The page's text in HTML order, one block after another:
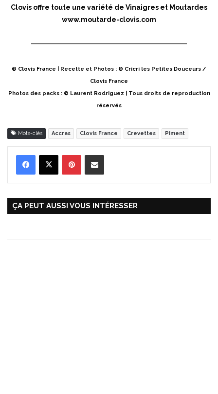
Clovis offre toute une variété de Vinaigres et Moutardes
www.moutarde-clovis.com
© Clovis France | Recette et Photos : © Cricri les Petites Douceurs /
Clovis France
Photos des packs : © Laurent Rodriguez | Tous droits de reproduction
réservés
Mots-clés Accras Clovis France Crevettes Piment
ÇA PEUT AUSSI VOUS INTÉRESSER